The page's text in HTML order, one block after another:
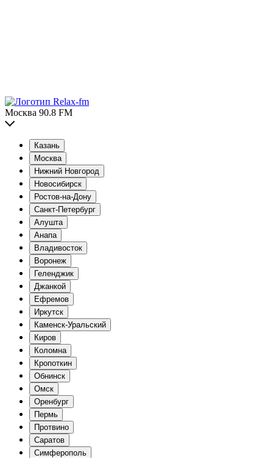
Москва 90.8 FM
Казань
Москва
Нижний Новгород
Новосибирск
Ростов-на-Дону
Санкт-Петербург
Алушта
Анапа
Владивосток
Воронеж
Геленджик
Джанкой
Ефремов
Иркутск
Каменск-Уральский
Киров
Коломна
Кропоткин
Обнинск
Омск
Оренбург
Пермь
Протвино
Саратов
Симферополь